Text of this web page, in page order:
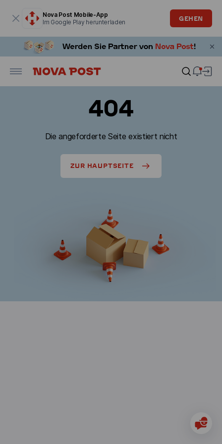
Nova Post Mobile-App
Im Google Play herunterladen
GEHEN
404
Die angeforderte Seite existiert nicht
ZUR HAUPTSEITE